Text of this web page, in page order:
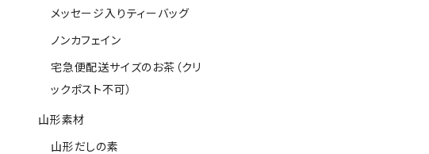
メッセージ入りティーバッグ
ノンカフェイン
宅急便配送サイズのお茶（クリ
ックポスト不可）
山形素材
山形だしの素